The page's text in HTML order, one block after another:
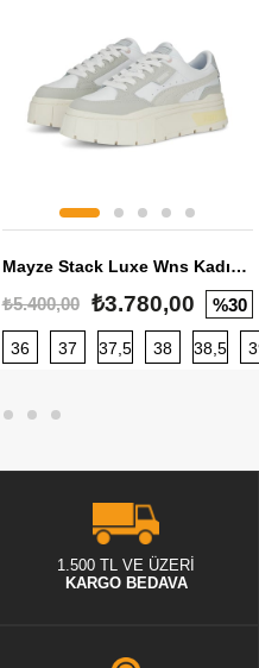
40 40,5 41 42 42,5
Mayze Stack Luxe Wns Kadın Sneaker
₺5.400,00 ₺3.780,00 %30
36 37 37,5 38 38,5
1.500 TL VE ÜZERİ
KARGO BEDAVA